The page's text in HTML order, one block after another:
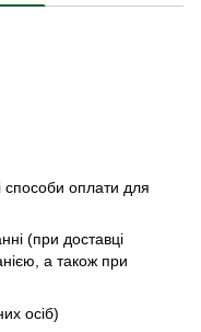
способи оплати для
(при доставці
а також при
осіб)